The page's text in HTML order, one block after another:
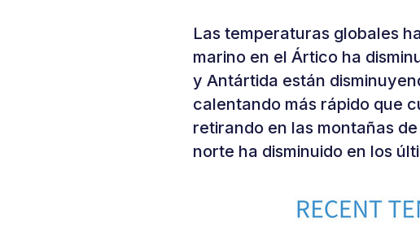
Las temperaturas globales
marino en el Ártico ha
y Antártida están
calentando más rápido que
retirando en las montañas
norte ha disminuido en los